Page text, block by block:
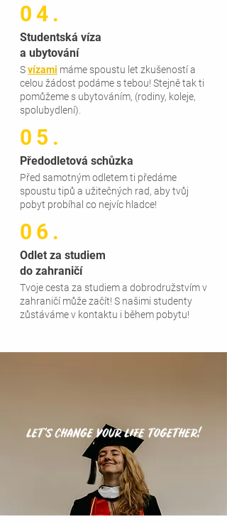
04.
Studentská víza
a ubytování
Svízami máme spoustu let zkušeností a
celou žádost podáme s tebou! Stejně tak ti
pomůžeme s ubytováním, (rodiny, koleje,
spolubydlení).
05.
Předodletová schůzka
Před samotným odletem ti předáme
spoustu tipů a užitečných rad, aby tvůj
pobyt probíhal co nejvíc hladce!
06.
Odlet za studiem
do zahraničí
Tvoje cesta za studiem a dobrodružstvím v
zahraničí může začít! S našimi studenty
zůstáváme v kontaktu i během pobytu!